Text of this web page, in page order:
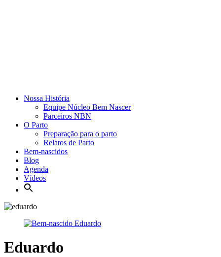
Nossa História
Equipe Núcleo Bem Nascer
Parceiros NBN
O Parto
Preparação para o parto
Relatos de Parto
Bem-nascidos
Blog
Agenda
Vídeos
Eduardo